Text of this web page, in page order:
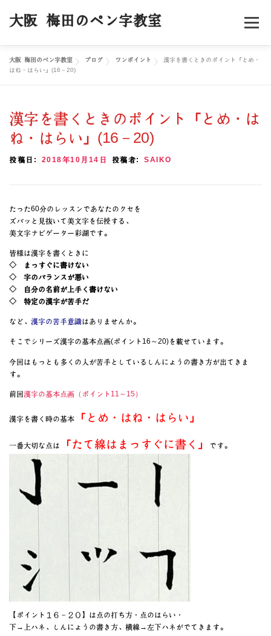
大阪 梅田のペン字教室 メニュー
ホーム 料金／コース スケジュール
受講者様の声 プロフィール ブログ お申込み
大阪 梅田のペン字教室 ブログ ワンポイント
漢字を書くときのポイント「とめ・
はね・はらい」(16－20)
漢字を書くときのポイント「とめ・は
ね・はらい」(16－20)
投稿日: 2018年10月14日 投稿者: SAIKO
たった60分のレッスンであなたのクセを
ズバッと見抜いて美文字を伝授する、
美文字ナビゲーター彩湖です。
皆様は漢字を書くときに
◇ まっすぐに書けない
◇ 字のバランスが悪い
◇ 自分の名前が上手く書けない
◇ 特定の漢字が苦手だ
など、 漢字の苦手意識はありませんか。
そこでシリーズ漢字の基本点画(ポイント16～20)を載せています。
今回はもっとも多くの人が苦手としているしんにょうの書き方が出てきま
す。
前回 漢字の基本点画（ポイント11～15）
漢字を書く時の基本 「とめ・はね・はらい」
一番大切な点は 「たて線はまっすぐに書く」 です。
【ポイント１６－２０】は点の打ち方・点のはらい・
下→上ハネ、しんにょうの書き方、横線→左下ハネがでてきます。